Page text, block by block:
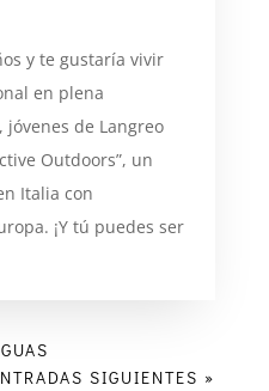
y te gustaría vivir
en plena
jóvenes de Langreo
Outdoors”, un
Italia con
¡Y tú puedes ser
SIGUIENTES »